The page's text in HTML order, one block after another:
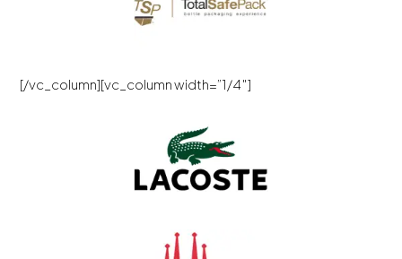
[/vc_column][vc_column width=”1/4″]